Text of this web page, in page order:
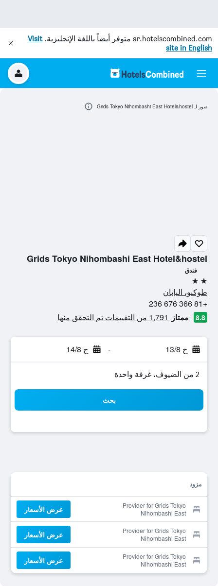
ar.hotelscombined.com متوفر أيضاً باللغة الإنجليزية.Visit
site in English
Grids Tokyo Nihombashi East Hotel&hostel
فندق
2 نجمتين
طوكيو، اليابان
+81 366 676 236
8.8 ممتاز 1,791 من التقييمات تم التحقق منها
خ 13/8 - ج 14/8
2 من الضيوف، غرفة واحدة
بحث
مزود
Provider for Grids Tokyo
Nihombashi East
Hotel&hostel
عرض الأسعار
Provider for Grids Tokyo
Nihombashi East
Hotel&hostel
عرض الأسعار
Provider for Grids Tokyo
Nihombashi East
Hotel&hostel
عرض الأسعار
صور لـ Grids Tokyo Nihombashi East Hotel&hostel